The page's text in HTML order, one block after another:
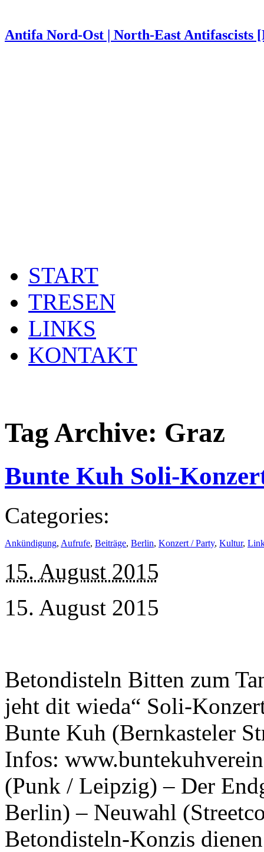
Antifa Nord-Ost | North-East Antifascists
START
TRESEN
LINKS
KONTAKT
Tag Archive: Graz
Bunte Kuh Soli-
Categories:
Ankündigung, Aufrufe, Beiträge, Berlin, Konzert / Party, Kultur,
15. August 2015
15. August 2015
Betondisteln Bitten zum
jeht dit wieda“ Soli-
Bunte Kuh (Bernkasteler
Infos:
(Punk / Leipzig) – Der
Berlin) – Neuwahl
Betondisteln-Konzis